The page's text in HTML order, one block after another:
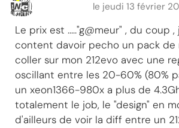
le jeudi 13 février
Le prix est ....."g@meur" , du coup
content davoir pecho un pack de
coller sur mon 212evo avec une
oscillant entre les 20-60% (80%
un xeon1366-980x a plus de
totalement le job, le "design" en
d'ailleurs de voir la diff entre un